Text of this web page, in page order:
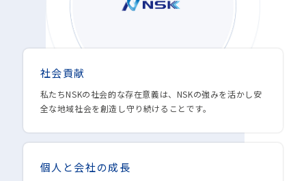
社会貢献
私たちNSKの社会的な存在意義は、NSKの強みを活かし安
全な地域社会を創造し守り続けることです。
個人と会社の成長